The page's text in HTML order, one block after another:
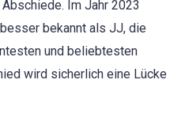
Im Jahr 2023
bekannt als JJ, die
und beliebtesten
wird sicherlich eine Lücke